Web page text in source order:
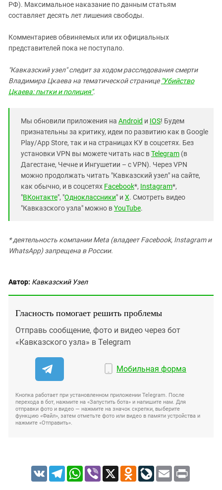
РФ). Максимальное наказание по данным статьям
составляет десять лет лишения свободы.
Комментариев обвиняемых или их официальных
представителей пока не поступало.
"Кавказский узел" следит за ходом расследования смерти
Владимира Цкаева на тематической странице "Убийство
Цкаева: пытки и полиция".
Мы обновили приложения на Android и IOS! Будем
признательны за критику, идеи по развитию как в Google
Play/App Store, так и на страницах КУ в соцсетях. Без
установки VPN вы можете читать нас вTelegram (в
Дагестане, Чечне и Ингушетии – с VPN). Через VPN
можно продолжать читать "Кавказский узел" на сайте,
как обычно, и в соцсетях Facebook*, Instagram*,
"ВКонтакте", "Одноклассники" и X. Смотреть видео
"Кавказского узла" можно вYouTube.
* деятельность компании Meta (владеет Facebook, Instagram и
WhatsApp) запрещена в России.
Автор: Кавказский Узел
Гласность помогает решить проблемы
Отправь сообщение, фото и видео через бот
«Кавказского узла» в Telegram
Мобильная форма
Кнопка работает при установленном приложении Telegram. После
перехода в бот, нажмите на «Запустить бота» и напишите нам. Для
отправки фото и видео — нажмите на значок скрепки, выберите
функцию «Файл», затем отметьте фото или видео в памяти устройства и
нажмите «Отправить».
VK TelegramWhatsApp
Viber X Odnoklassniki
LiveJournal
Email Print